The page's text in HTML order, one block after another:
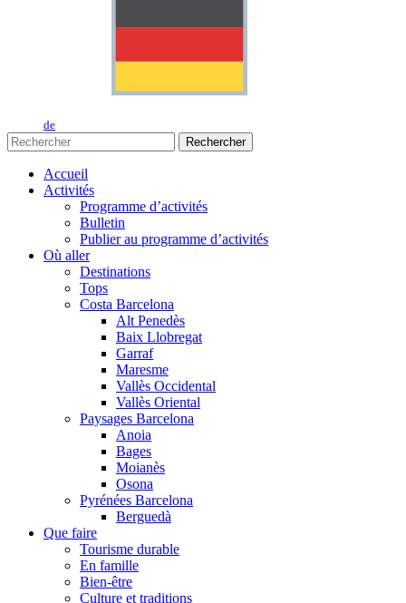
de
Rechercher
Accueil
Activités
Programme d’activités
Bulletin
Publier au programme d’activités
Où aller
Destinations
Tops
Costa Barcelona
Alt Penedès
Baix Llobregat
Garraf
Maresme
Vallès Occidental
Vallès Oriental
Paysages Barcelona
Anoia
Bages
Moianès
Osona
Pyrénées Barcelona
Berguedà
Que faire
Tourisme durable
En famille
Bien-être
Culture et traditions